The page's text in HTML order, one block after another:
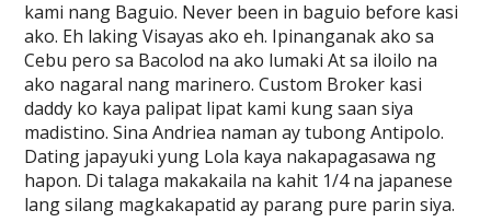
kami nang Baguio. Never been in baguio before kasi
ako. Eh laking Visayas ako eh. Ipinanganak ako sa
Cebu pero sa Bacolod na ako lumaki At sa iloilo na
ako nagaral nang marinero. Custom Broker kasi
daddy ko kaya palipat lipat kami kung saan siya
madistino. Sina Andriea naman ay tubong Antipolo.
Dating japayuki yung Lola kaya nakapagasawa ng
hapon. Di talaga makakaila na kahit 1/4 na japanese
lang silang magkakapatid ay parang pure parin siya.